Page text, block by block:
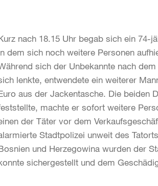
nach 18.15 Uhr begab sich ein 74-
dem sich noch weitere Personen
sich der Unbekannte nach
lenkte, entwendete ein weiterer
aus der Jackentasche. Die beiden
machte er sofort weitere
der Täter vor dem
Stadtpolizei unweit des
und Herzegowina wurden der
sichergestellt und dem